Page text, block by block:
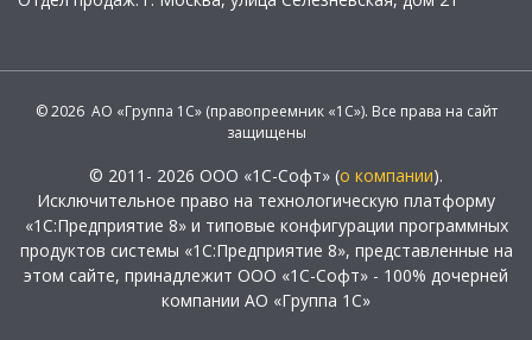
© 2026 АО «Группа 1С» (правопреемник «1С»). Все права на сайт
защищены
© 2011- 2026 ООО «1С-Софт» (о компании).
Исключительное право на технологическую платформу
«1С:Предприятие 8» и типовые конфигурации программных
продуктов системы «1С:Предприятие 8», представленные на
этом сайте, принадлежит ООО «1С-Софт» - 100% дочерней
компании АО «Группа 1С»